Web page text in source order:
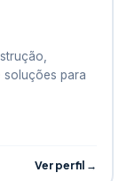
soluções para
Ver perfil →